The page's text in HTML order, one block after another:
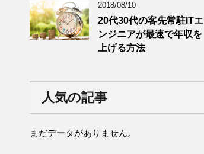
2018/08/10
20代30代の客先常駐ITエ
ンジニアが最速で年収を
上げる方法
人気の記事
まだデータがありません。